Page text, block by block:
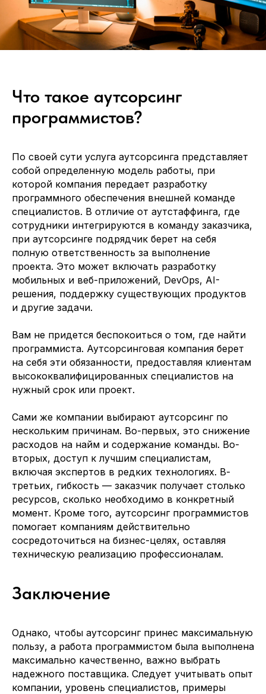
Что такое аутсорсинг
программистов?
По своей сути услуга аутсорсинга представляет
собой определенную модель работы, при
которой компания передает разработку
программного обеспечения внешней команде
специалистов. В отличие от аутстаффинга, где
сотрудники интегрируются в команду заказчика,
при аутсорсинге подрядчик берет на себя
полную ответственность за выполнение
проекта. Это может включать разработку
мобильных и веб-приложений, DevOps, AI-
решения, поддержку существующих продуктов
и другие задачи.
Вам не придется беспокоиться о том, где найти
программиста. Аутсорсинговая компания берет
на себя эти обязанности, предоставляя клиентам
высококвалифицированных специалистов на
нужный срок или проект.
Сами же компании выбирают аутсорсинг по
нескольким причинам. Во-первых, это снижение
расходов на найм и содержание команды. Во-
вторых, доступ к лучшим специалистам,
включая экспертов в редких технологиях. В-
третьих, гибкость — заказчик получает столько
ресурсов, сколько необходимо в конкретный
момент. Кроме того, аутсорсинг программистов
помогает компаниям действительно
сосредоточиться на бизнес-целях, оставляя
техническую реализацию профессионалам.
Заключение
Однако, чтобы аутсорсинг принес максимальную
пользу, а работа программистом была выполнена
максимально качественно, важно выбрать
надежного поставщика. Следует учитывать опыт
компании, уровень специалистов, примеры
командуопытными IT-
специалистами
Расскажите кто вам требуется и мы
направим наших кандидатов в течение
24 часов